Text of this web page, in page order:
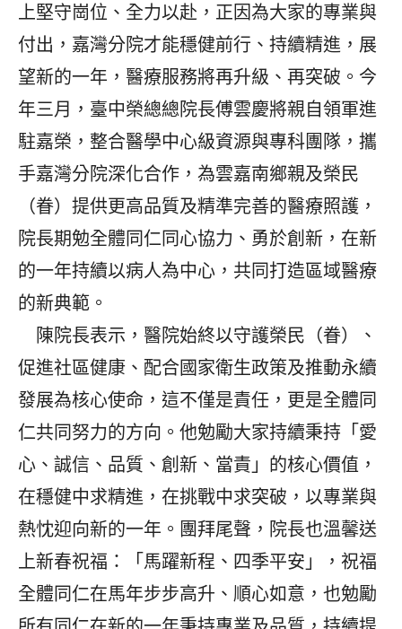
上堅守崗位、全力以赴，正因為大家的專業與
付出，嘉灣分院才能穩健前行、持續精進，展
望新的一年，醫療服務將再升級、再突破。今
年三月，臺中榮總總院長傅雲慶將親自領軍進
駐嘉榮，整合醫學中心級資源與專科團隊，攜
手嘉灣分院深化合作，為雲嘉南鄉親及榮民
（眷）提供更高品質及精準完善的醫療照護，
院長期勉全體同仁同心協力、勇於創新，在新
的一年持續以病人為中心，共同打造區域醫療
的新典範。
陳院長表示，醫院始終以守護榮民（眷）、
促進社區健康、配合國家衛生政策及推動永續
發展為核心使命，這不僅是責任，更是全體同
仁共同努力的方向。他勉勵大家持續秉持「愛
心、誠信、品質、創新、當責」的核心價值，
在穩健中求精進，在挑戰中求突破，以專業與
熱忱迎向新的一年。團拜尾聲，院長也溫馨送
上新春祝福：「馬躍新程、四季平安」，祝福
全體同仁在馬年步步高升、順心如意，也勉勵